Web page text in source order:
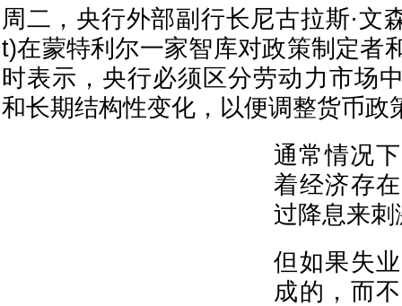
周二，央行外部副行长尼古拉斯·文
t)在蒙特利尔一家智库对政策制定者
时表示，央行必须区分劳动力市场
和长期结构性变化，以便调整货币政
通常情况
着经济存
过降息来刺
但如果失
成的，而